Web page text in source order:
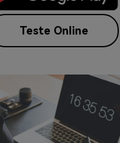
Teste Online